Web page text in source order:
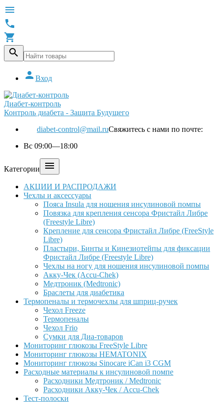




 Вход
Диабет-контроль
Контроль диабета - Защита Будущего
diabet-control@mail.ruСвяжитесь с нами по почте:
Вс 09:00—18:00
Категории 
АКЦИИ И РАСПРОДАЖИ
Чехлы и аксессуары
Пояса Insula для ношения инсулиновой помпы
Повязка для крепления сенсора Фристайл Либре
(Freestyle Libre)
Крепление для сенсора Фристайл Либре (FreeStyle
Libre)
Пластыри, Бинты и Кинезиотейпы для фиксации
Фристайл Либре (Freestyle Libre)
Чехлы на ногу для ношения инсулиновой помпы
Акку-Чек (Accu-Chek)
Медтроник (Medtronic)
Браслеты для диабетика
Термопеналы и термочехлы для шприц-ручек
Чехол Freeze
Термопеналы
Чехол Frio
Сумки для Диа-товаров
Мониторинг глюкозы FreeStyle Libre
Мониторинг глюкозы HEMATONIX
Мониторинг глюкозы Sinocare iCan i3 CGM
Расходные материалы к инсулиновой помпе
Расходники Медтроник / Medtronic
Расходники Акку-Чек / Accu-Chek
Тест-полоски